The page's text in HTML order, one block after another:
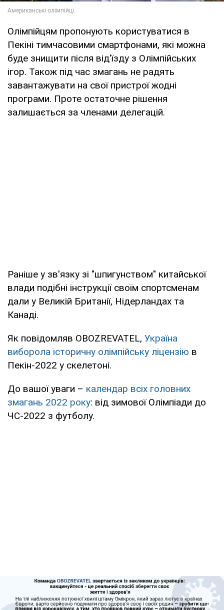
Олімпійцям пропонують користуватися в
Пекіні тимчасовими смартфонами, які можна
буде знищити після від'їзду з Олімпійських
ігор. Також під час змагань не радять
завантажувати на свої пристрої жодні
програми. Проте остаточне рішення
залишається за членами делегацій.
Раніше у зв'язку зі "шпигунством" китайської
влади подібні інструкції своїм спортсменам
дали у Великій Британії, Нідерландах та
Канаді.
Як повідомляв OBOZREVATEL, Україна
виборола історичну олімпійську ліцензію в
Пекін-2022 у скелетоні.
До вашої уваги – календар всіх головних
змагань 2022 року: від зимової Олімпіади до
ЧС-2022 з футболу.